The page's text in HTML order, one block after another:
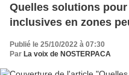
Quelles solutions
inclusives en zones
Publié le 25/10/2022 à 07:30
Par La voix de NOSTERPACA